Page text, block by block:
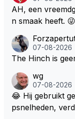
aces zijn dit
AH, een
n smaak heeft. 😜
07-08-2026
The Hinch is
wg
07-08-2026
😂 Hij gebruikt
psnelheden,